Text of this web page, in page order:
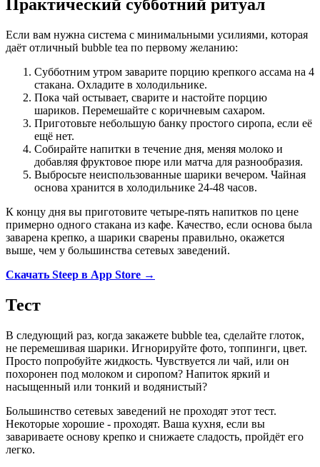
Практический субботний ритуал
Если вам нужна система с минимальными усилиями, которая
даёт отличный bubble tea по первому желанию:
Субботним утром заварите порцию крепкого ассама на 4
стакана. Охладите в холодильнике.
Пока чай остывает, сварите и настойте порцию
шариков. Перемешайте с коричневым сахаром.
Приготовьте небольшую банку простого сиропа, если её
ещё нет.
Собирайте напитки в течение дня, меняя молоко и
добавляя фруктовое пюре или матча для разнообразия.
Выбросьте неиспользованные шарики вечером. Чайная
основа хранится в холодильнике 24-48 часов.
К концу дня вы приготовите четыре-пять напитков по цене
примерно одного стакана из кафе. Качество, если основа была
заварена крепко, а шарики сварены правильно, окажется
выше, чем у большинства сетевых заведений.
Скачать Steep в App Store →
Тест
В следующий раз, когда закажете bubble tea, сделайте глоток,
не перемешивая шарики. Игнорируйте фото, топпинги, цвет.
Просто попробуйте жидкость. Чувствуется ли чай, или он
похоронен под молоком и сиропом? Напиток яркий и
насыщенный или тонкий и водянистый?
Большинство сетевых заведений не проходят этот тест.
Некоторые хорошие - проходят. Ваша кухня, если вы
завариваете основу крепко и снижаете сладость, пройдёт его
легко.